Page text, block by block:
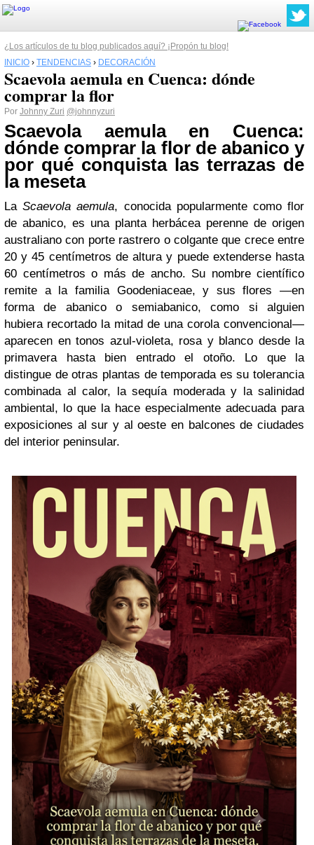
¿Los artículos de tu blog publicados aquí? ¡Propón tu blog!
INICIO › TENDENCIAS › DECORACIÓN
Scaevola aemula en Cuenca: dónde
comprar la flor
Por Johnny Zuri @johnnyzuri
Scaevola aemula en Cuenca:
dónde comprar la flor de abanico y
por qué conquista las terrazas de
la meseta
LaScaevola aemula, conocida popularmente como flor
de abanico, es una planta herbácea perenne de origen
australiano con porte rastrero o colgante que crece entre
20 y 45 centímetros de altura y puede extenderse hasta
60 centímetros o más de ancho. Su nombre científico
remite a la familia Goodeniaceae, y sus flores —en
forma de abanico o semiabanico, como si alguien
hubiera recortado la mitad de una corola convencional—
aparecen en tonos azul-violeta, rosa y blanco desde la
primavera hasta bien entrado el otoño. Lo que la
distingue de otras plantas de temporada es su tolerancia
combinada al calor, la sequía moderada y la salinidad
ambiental, lo que la hace especialmente adecuada para
exposiciones al sur y al oeste en balcones de ciudades
del interior peninsular.